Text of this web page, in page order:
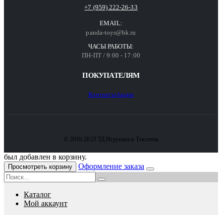
+7 (959) 222-26-33
EMAIL:
panda-toys@bk.ru
ЧАСЫ РАБОТЫ:
ПН-ПТ / 9:00 - 17:00
ПОКУПАТЕЛЯМ
КонтактыАкции
© 2010-2023 ТД Игрушки и Текстиль
был добавлен в корзину.
Просмотреть корзину Оформление заказа
Каталог
Мой аккаунт